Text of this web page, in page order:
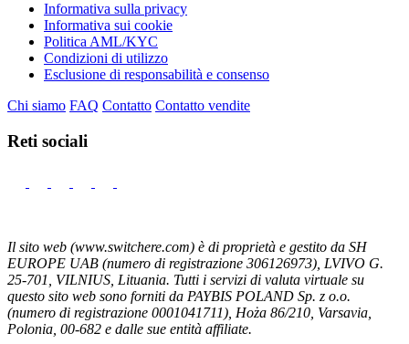
Informativa sulla privacy
Informativa sui cookie
Politica AML/KYC
Condizioni di utilizzo
Esclusione di responsabilità e consenso
Chi siamo FAQ Contatto Contatto vendite
Reti sociali
Il sito web (www.switchere.com) è di proprietà e gestito da SH
EUROPE UAB (numero di registrazione 306126973), LVIVO G.
25-701, VILNIUS, Lituania. Tutti i servizi di valuta virtuale su
questo sito web sono forniti da PAYBIS POLAND Sp. z o.o.
(numero di registrazione 0001041711), Hoża 86/210, Varsavia,
Polonia, 00-682 e dalle sue entità affiliate.